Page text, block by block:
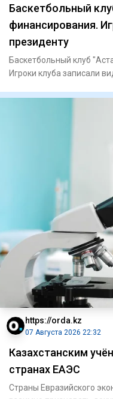
Баскетбольный
финансирования.
президенту
Баскетбольный клуб
Игроки клуба записали
https://orda.kz
07 Августа 2026 22:32
Казахстанским
странах ЕАЭС
Страны Евразийского